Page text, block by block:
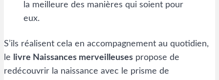
la meilleure des manières qui soient pour
eux.
S’ils réalisent cela en accompagnement au quotidien,
le
livre Naissances merveilleuses propose de
redécouvrir la naissance avec le prisme de